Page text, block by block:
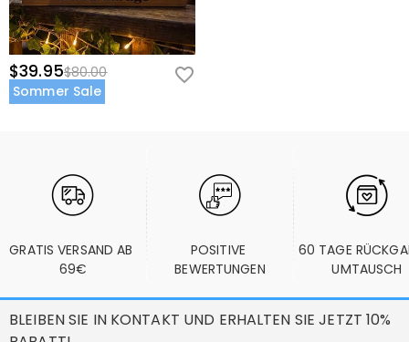
$39.95$80.00
Sommer Sale
GRATIS VERSAND AB
69€
POSITIVE
BEWERTUNGEN
60 TAGE
UMTAUSCH
BLEIBEN SIE IN KONTAKT UND ERHALTEN SIE JETZT 10%